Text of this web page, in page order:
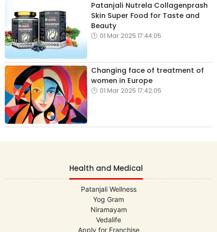
Patanjali Nutrela Collagenprash
Skin Super Food for Taste and
Beauty
01 Mar 2025 17:44:05
Changing face of treatment of
women in Europe
01 Mar 2025 17:42:05
Health and Medical
Patanjali Wellness
Yog Gram
Niramayam
Vedalife
Apply for Franchise